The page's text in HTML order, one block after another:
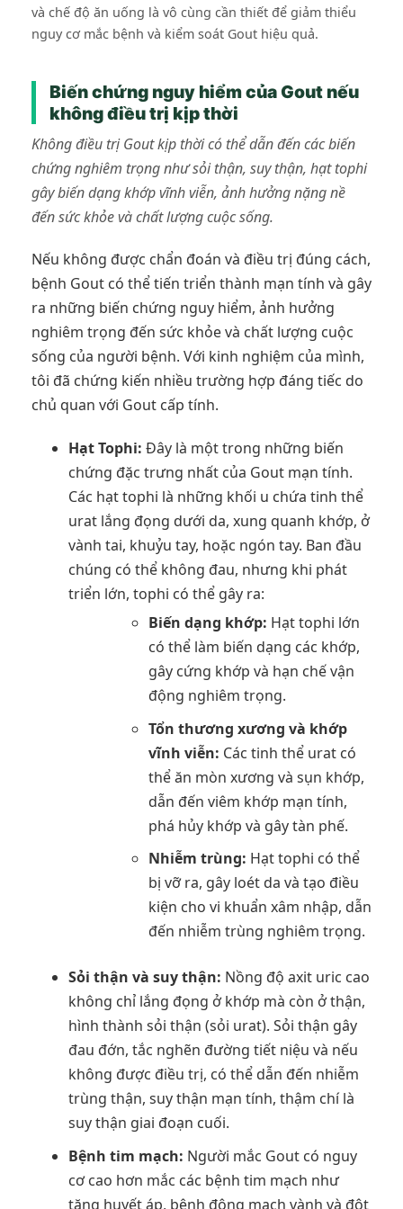
và chế độ ăn uống là vô cùng cần thiết để giảm thiểu
nguy cơ mắc bệnh và kiểm soát Gout hiệu quả.
Biến chứng nguy hiểm của Gout nếu
không điều trị kịp thời
Không điều trị Gout kịp thời có thể dẫn đến các biến
chứng nghiêm trọng như sỏi thận, suy thận, hạt tophi
gây biến dạng khớp vĩnh viễn, ảnh hưởng nặng nề
đến sức khỏe và chất lượng cuộc sống.
Nếu không được chẩn đoán và điều trị đúng cách,
bệnh Gout có thể tiến triển thành mạn tính và gây
ra những biến chứng nguy hiểm, ảnh hưởng
nghiêm trọng đến sức khỏe và chất lượng cuộc
sống của người bệnh. Với kinh nghiệm của mình,
tôi đã chứng kiến nhiều trường hợp đáng tiếc do
chủ quan với Gout cấp tính.
Hạt Tophi: Đây là một trong những biến
chứng đặc trưng nhất của Gout mạn tính.
Các hạt tophi là những khối u chứa tinh thể
urat lắng đọng dưới da, xung quanh khớp, ở
vành tai, khuỷu tay, hoặc ngón tay. Ban đầu
chúng có thể không đau, nhưng khi phát
triển lớn, tophi có thể gây ra:
Biến dạng khớp: Hạt tophi lớn
có thể làm biến dạng các khớp,
gây cứng khớp và hạn chế vận
động nghiêm trọng.
Tổn thương xương và khớp
vĩnh viễn: Các tinh thể urat có
thể ăn mòn xương và sụn khớp,
dẫn đến viêm khớp mạn tính,
phá hủy khớp và gây tàn phế.
Nhiễm trùng: Hạt tophi có thể
bị vỡ ra, gây loét da và tạo điều
kiện cho vi khuẩn xâm nhập, dẫn
đến nhiễm trùng nghiêm trọng.
Sỏi thận và suy thận: Nồng độ axit uric cao
không chỉ lắng đọng ở khớp mà còn ở thận,
hình thành sỏi thận (sỏi urat). Sỏi thận gây
đau đớn, tắc nghẽn đường tiết niệu và nếu
không được điều trị, có thể dẫn đến nhiễm
trùng thận, suy thận mạn tính, thậm chí là
suy thận giai đoạn cuối.
Bệnh tim mạch: Người mắc Gout có nguy
cơ cao hơn mắc các bệnh tim mạch như
tăng huyết áp, bệnh động mạch vành và đột